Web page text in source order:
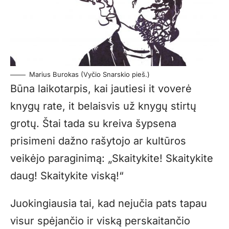
Marius Burokas (Vyčio Snarskio pieš.)
Būna laikotarpis, kai jautiesi it voverė
knygų rate, it belaisvis už knygų stirtų
grotų. Štai tada su kreiva šypsena
prisimeni dažno rašytojo ar kultūros
veikėjo paraginimą: „Skaitykite! Skaitykite
daug! Skaitykite viską!“
Juokingiausia tai, kad nejučia pats tapau
visur spėjančio ir viską perskaitančio